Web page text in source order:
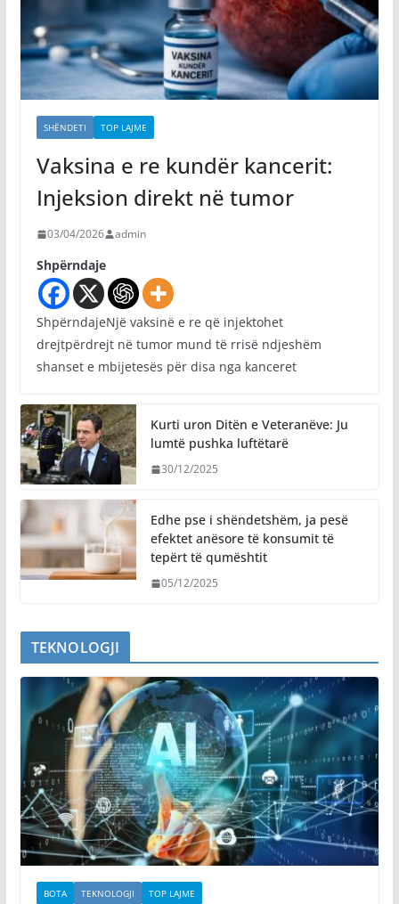
SHËNDETI TOP LAJME
Vaksina e re kundër kancerit:
Injeksion direkt në tumor
03/04/2026 admin
Shpërndaje
ShpërndajeNjë vaksinë e re që injektohet
drejtpërdrejt në tumor mund të rrisë ndjeshëm
shanset e mbijetesës për disa nga kanceret
Kurti uron Ditën e Veteranëve: Ju
lumtë pushka luftëtarë
30/12/2025
Edhe pse i shëndetshëm, ja pesë
efektet anësore të konsumit të
tepërt të qumështit
05/12/2025
TEKNOLOGJI
BOTA TEKNOLOGJI TOP LAJME